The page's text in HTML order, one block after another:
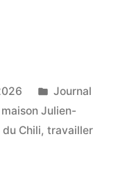
Publié
dans
Journal
maison Julien-
Chili, travailler